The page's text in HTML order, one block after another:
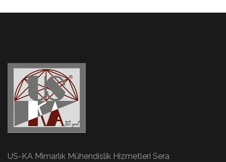
US-KA Mimarlık Mühendislik Hizmetleri Sera